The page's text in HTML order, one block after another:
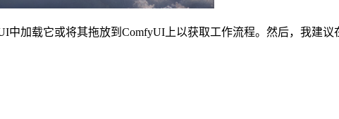
中加载它或将其拖放到ComfyUI上以获取工作流程。然后，我建